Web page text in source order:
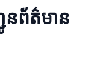
ជូនព័ត៌មាន